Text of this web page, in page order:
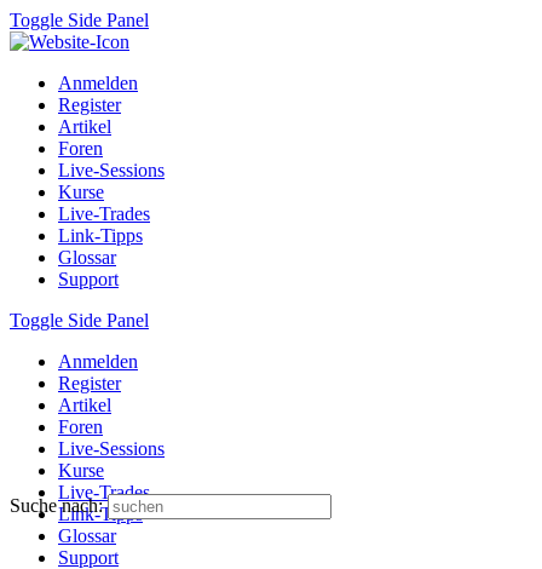
Toggle Side Panel
Anmelden
Register
Artikel
Foren
Live-Sessions
Kurse
Live-Trades
Link-Tipps
Glossar
Support
Toggle Side Panel
Anmelden
Register
Artikel
Foren
Live-Sessions
Kurse
Live-Trades
Link-Tipps
Glossar
Support
Suche nach: